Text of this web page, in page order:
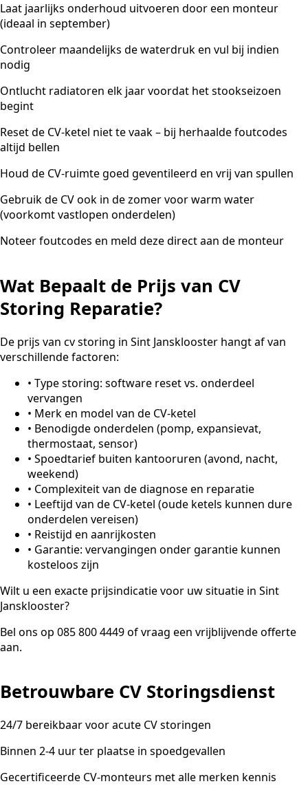
Laat jaarlijks onderhoud uitvoeren door een monteur
(ideaal in september)
Controleer maandelijks de waterdruk en vul bij indien
nodig
Ontlucht radiatoren elk jaar voordat het stookseizoen
begint
Reset de CV-ketel niet te vaak – bij herhaalde foutcodes
altijd bellen
Houd de CV-ruimte goed geventileerd en vrij van spullen
Gebruik de CV ook in de zomer voor warm water
(voorkomt vastlopen onderdelen)
Noteer foutcodes en meld deze direct aan de monteur
Wat Bepaalt de Prijs van CV
Storing Reparatie?
De prijs van cv storing in Sint Jansklooster hangt af van
verschillende factoren:
• Type storing: software reset vs. onderdeel
vervangen
• Merk en model van de CV-ketel
• Benodigde onderdelen (pomp, expansievat,
thermostaat, sensor)
• Spoedtarief buiten kantooruren (avond, nacht,
weekend)
• Complexiteit van de diagnose en reparatie
• Leeftijd van de CV-ketel (oude ketels kunnen dure
onderdelen vereisen)
• Reistijd en aanrijkosten
• Garantie: vervangingen onder garantie kunnen
kosteloos zijn
Wilt u een exacte prijsindicatie voor uw situatie in Sint
Jansklooster?
Bel ons op 085 800 4449 of vraag een vrijblijvende offerte
aan.
Betrouwbare CV Storingsdienst
24/7 bereikbaar voor acute CV storingen
Binnen 2-4 uur ter plaatse in spoedgevallen
Gecertificeerde CV-monteurs met alle merken kennis